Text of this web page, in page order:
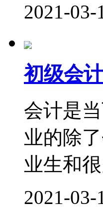
2021-03-
初级会
会计是
业的除
业生和
2021-03-